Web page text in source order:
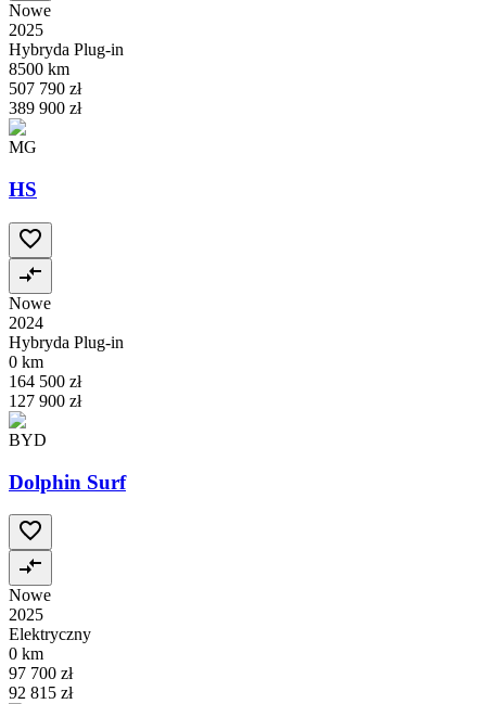
Nowe
2025
Hybryda Plug-in
8500 km
507 790 zł
389 900 zł
MG
HS
Nowe
2024
Hybryda Plug-in
0 km
164 500 zł
127 900 zł
BYD
Dolphin Surf
Nowe
2025
Elektryczny
0 km
97 700 zł
92 815 zł